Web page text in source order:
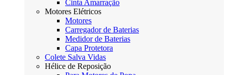
Cinta Amarração
Motores Elétricos
Motores
Carregador de Baterias
Medidor de Baterias
Capa Protetora
Colete Salva Vidas
Hélice de Reposição